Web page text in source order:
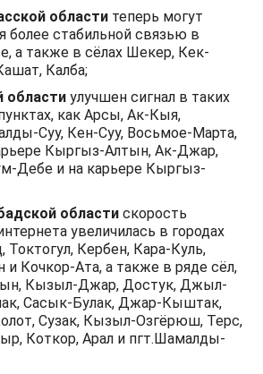
области теперь могут
более стабильной связью в
а также в сёлах Шекер, Кек-
Калба;
области улучшен сигнал в таких
как Арсы, Ак-Кыя,
Суу, Кен-Суу, Восьмое-Марта,
Кыргыз-Алтын, Ак-Джар,
Дебе и на карьере Кыргыз-
области скорость
увеличилась в городах
Токтогул, Кербен, Кара-Куль,
и Кочкор-Ата, а также в ряде сёл,
Кызыл-Джар, Достук, Джыл-
Сасык-Булак, Джар-Кыштак,
Сузак, Кызыл-Озгёрюш, Терс,
Коткор, Арал и пгт.Шамалды-